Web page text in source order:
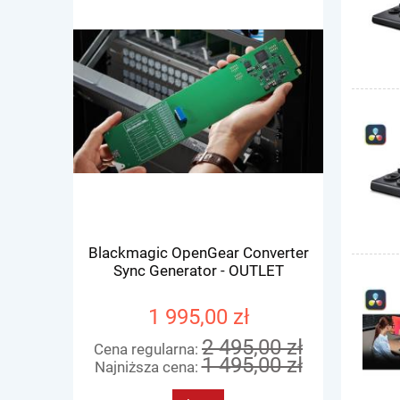
Blackmagic OpenGear Converter
Sync Generator - OUTLET
1 995,00 zł
Cena regularna: 2 495,00 zł
Najniższa cena:1 495,00 zł
Cena